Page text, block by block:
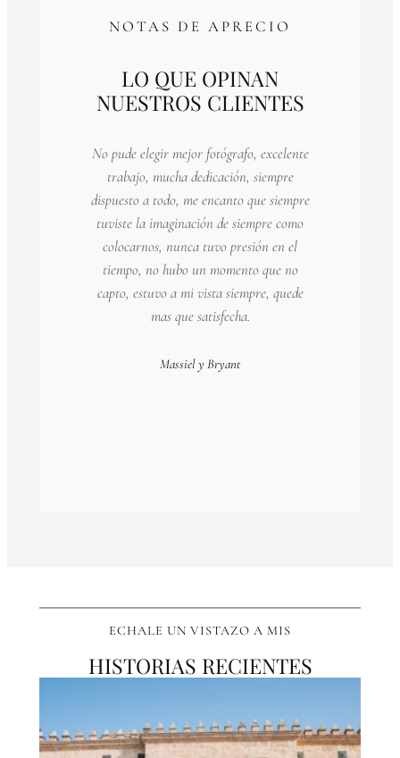
NOTAS DE APRECIO
LO QUE OPINAN
NUESTROS CLIENTES
No pude elegir mejor fotógrafo, excelente
trabajo, mucha dedicación, siempre
dispuesto a todo, me encanto que siempre
tuviste la imaginación de siempre como
colocarnos, nunca tuvo presión en el
tiempo, no hubo un momento que no
capto, estuvo a mi vista siempre, quede
mas que satisfecha.
Massiel y Bryant
ECHALE UN VISTAZO A MIS
HISTORIAS RECIENTES